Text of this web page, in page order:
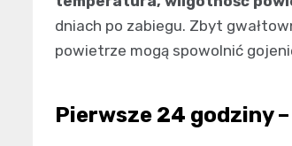
dniach po zabiegu. Zbyt
powietrze mogą spowolnić
Pierwsze 24 godziny